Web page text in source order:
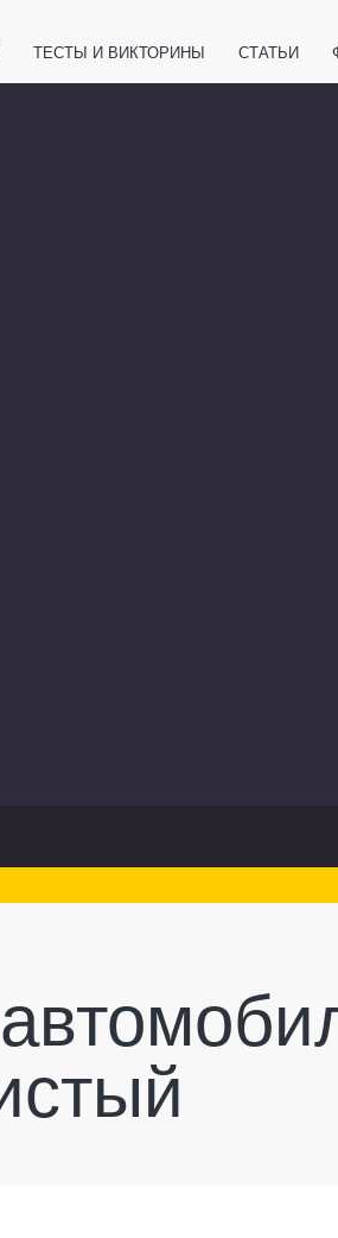
ТЕСТЫ И ВИКТОРИНЫ СТАТЬИ